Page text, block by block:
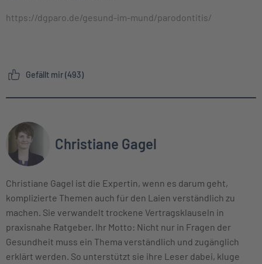
https://dgparo.de/gesund-im-mund/parodontitis/
Gefällt mir (493)
Christiane Gagel
Christiane Gagel ist die Expertin, wenn es darum geht,
komplizierte Themen auch für den Laien verständlich zu
machen. Sie verwandelt trockene Vertragsklauseln in
praxisnahe Ratgeber. Ihr Motto: Nicht nur in Fragen der
Gesundheit muss ein Thema verständlich und zugänglich
erklärt werden. So unterstützt sie ihre Leser dabei, kluge